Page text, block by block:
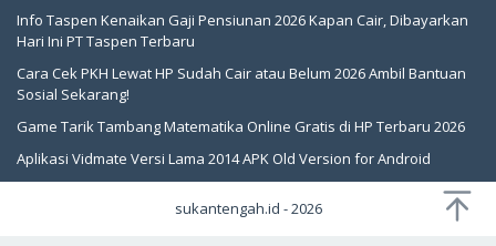
Info Taspen Kenaikan Gaji Pensiunan 2026 Kapan Cair, Dibayarkan
Hari Ini PT Taspen Terbaru
Cara Cek PKH Lewat HP Sudah Cair atau Belum 2026 Ambil Bantuan
Sosial Sekarang!
Game Tarik Tambang Matematika Online Gratis di HP Terbaru 2026
Aplikasi Vidmate Versi Lama 2014 APK Old Version for Android
sukantengah.id - 2026